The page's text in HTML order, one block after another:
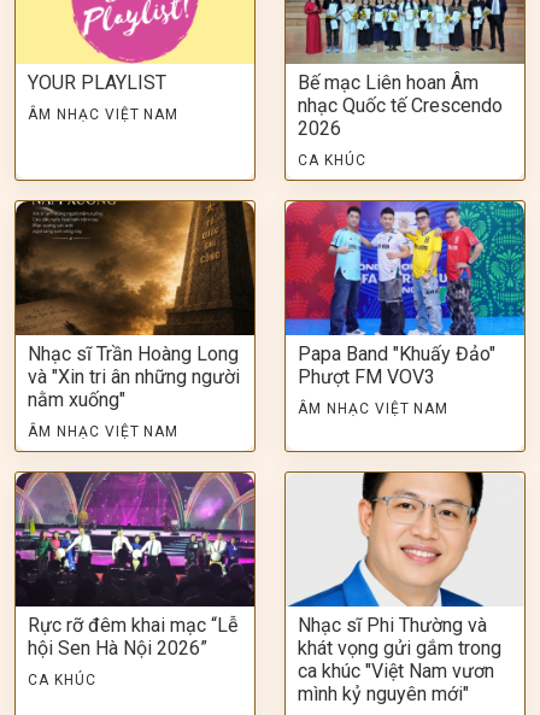
YOUR PLAYLIST
ÂM NHẠC VIỆT NAM
Bế mạc Liên hoan Âm
nhạc Quốc tế Crescendo
2026
CA KHÚC
Nhạc sĩ Trần Hoàng Long
và "Xin tri ân những người
nằm xuống"
ÂM NHẠC VIỆT NAM
Papa Band "Khuấy Đảo"
Phượt FM VOV3
ÂM NHẠC VIỆT NAM
Rực rỡ đêm khai mạc “Lễ
hội Sen Hà Nội 2026”
CA KHÚC
Nhạc sĩ Phi Thường và
khát vọng gửi gắm trong
ca khúc "Việt Nam vươn
mình kỷ nguyên mới"